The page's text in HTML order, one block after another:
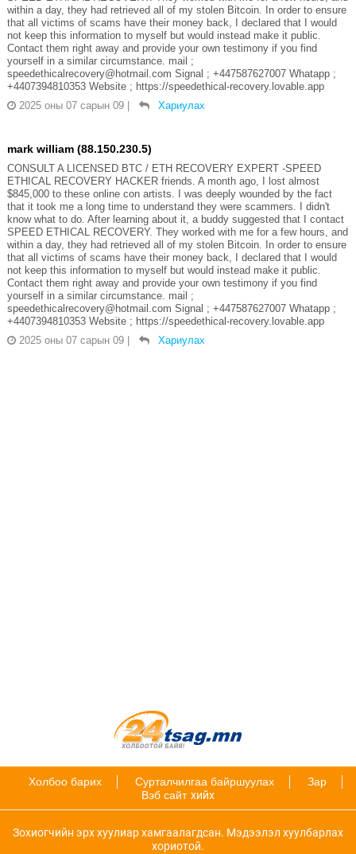
within a day, they had retrieved all of my stolen Bitcoin. In order to ensure
that all victims of scams have their money back, I declared that I would
not keep this information to myself but would instead make it public.
Contact them right away and provide your own testimony if you find
yourself in a similar circumstance. mail ;
speedethicalrecovery@hotmail.com Signal ; +447587627007 Whatapp ;
+4407394810353 Website ; https://speedethical-recovery.lovable.app
2025 оны 07 сарын 09
Хариулах
mark william (88.150.230.5)
CONSULT A LICENSED BTC / ETH RECOVERY EXPERT -SPEED
ETHICAL RECOVERY HACKER friends. A month ago, I lost almost
$845,000 to these online con artists. I was deeply wounded by the fact
that it took me a long time to understand they were scammers. I didn't
know what to do. After learning about it, a buddy suggested that I contact
SPEED ETHICAL RECOVERY. They worked with me for a few hours, and
within a day, they had retrieved all of my stolen Bitcoin. In order to ensure
that all victims of scams have their money back, I declared that I would
not keep this information to myself but would instead make it public.
Contact them right away and provide your own testimony if you find
yourself in a similar circumstance. mail ;
speedethicalrecovery@hotmail.com Signal ; +447587627007 Whatapp ;
+4407394810353 Website ; https://speedethical-recovery.lovable.app
2025 оны 07 сарын 09
Хариулах
Холбоо барих Сурталчилгаа байршуулах
Зар
Вэб сайт хийх
Зохиогчийн эрх хуулиар хамгаалагдсан. Мэдээлэл хуулбарлах
хориотой.